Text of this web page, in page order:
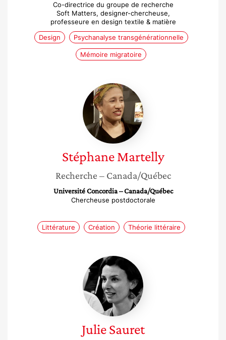
Co-directrice du groupe de recherche
Soft Matters, designer-chercheuse,
professeure en design textile & matière
Design
Psychanalyse transgénérationnelle
Mémoire migratoire
Stéphane
Martelly
Stéphane Martelly
Recherche – Canada/Québec
Université Concordia – Canada/Québec
Chercheuse postdoctorale
Littérature Création Théorie littéraire
Julie
Sauret
Julie Sauret